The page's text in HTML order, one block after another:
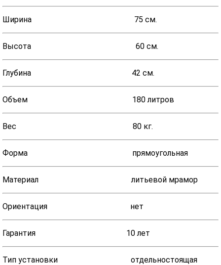
Ширина 75 см.
Высота 60 см.
Глубина 42 см.
Объем 180 литров
Вес 80 кг.
Форма прямоугольная
Материал литьевой мрамор
Ориентация нет
Гарантия 10 лет
Тип установки отдельностоящая